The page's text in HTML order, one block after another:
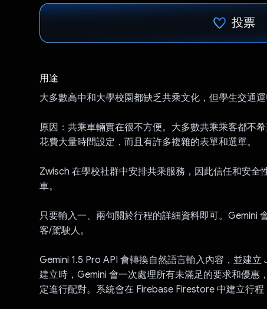
投票
用途
大多數高中和大學校園都缺乏共乘文化，但學生交通運
原因：共乘車輛實在很不方便。大多數共乘乘客都不
花費大量時間設定，而且有許多複雜的表單和選單。
Zwisch 在學校社群中安排共乘服務，因此信任和安全
車。
只要輸入一、兩句關於行程的詳細資料即可。Gemini
客/駕駛人。
Gemini 1.5 Pro API 會轉換自然語言輸入內容，並建
建立時，Gemini 會一次處理所有未滿足的要求和優惠
定進行配對。系統會在 Firebase Firestore 中建立行程